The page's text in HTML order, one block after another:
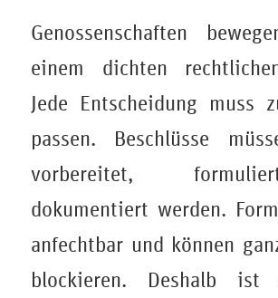
Genossenschaften
einem dichten
Jede Entscheidung muss
passen. Beschlüsse
vorbereitet,
dokumentiert werden.
anfechtbar und können
blockieren. Deshalb ist